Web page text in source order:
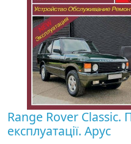
Range Rover Classic.
експлуатації. Арус